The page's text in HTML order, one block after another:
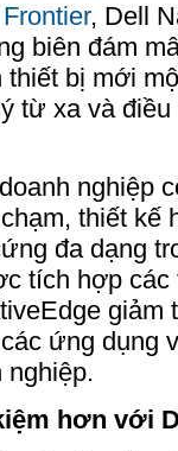
, Dell
biên đám
bị mới
từ xa và
nghiệp
thiết kế
đa dạng
tích hợp các
giảm
ứng dụng
nghiệp.
hơn với